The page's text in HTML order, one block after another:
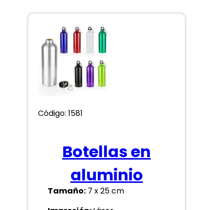
Código: 1581
Botellas en
aluminio
Tamaño: 7 x 25 cm